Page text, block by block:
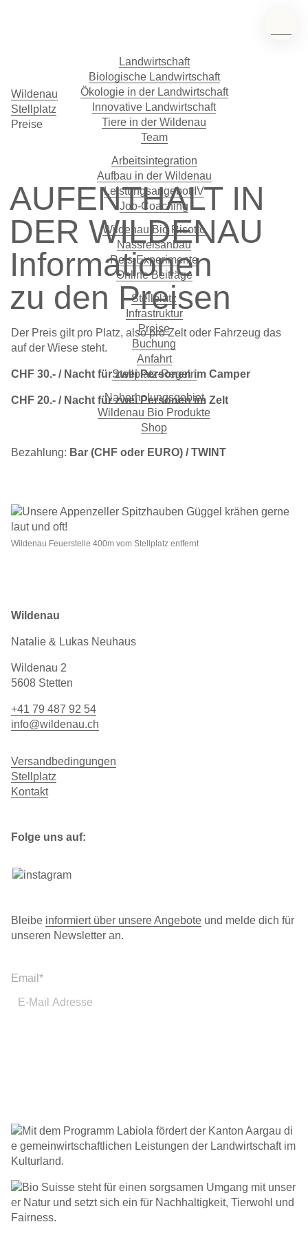
Landwirtschaft
Biologische Landwirtschaft
Ökologie in der Landwirtschaft
Innovative Landwirtschaft
Tiere in der Wildenau
Team
Arbeitsintegration
Aufbau in der Wildenau
Leistungsangebot IV
Job-Coaching
Wildenau Bio Risotto
Nassreisanbau
Reis-Experimente
Online Beiträge
Stellplatz
Infrastruktur
Preise
Buchung
Anfahrt
Stellplatz-Regeln
Naherholungsgebiet
Wildenau Bio Produkte
Shop
Wildenau
Stellplatz
Preise
AUFENTHALT IN
DER WILDENAU
Informationen
zu den Preisen
Der Preis gilt pro Platz, also pro Zelt oder Fahrzeug das
auf der Wiese steht.
CHF 30.- / Nacht für zwei Personen im Camper
CHF 20.- / Nacht für zwei Personen im Zelt
Bezahlung: Bar (CHF oder EURO) / TWINT
Wildenau Feuerstelle 400m vom Stellplatz entfernt
Wildenau
Natalie & Lukas Neuhaus
Wildenau 2
5608 Stetten
+41 79 487 92 54
info@wildenau.ch
Versandbedingungen
Stellplatz
Kontakt
Folge uns auf:
Bleibe informiert über unsere Angebote und melde dich für
unseren Newsletter an.
Email *